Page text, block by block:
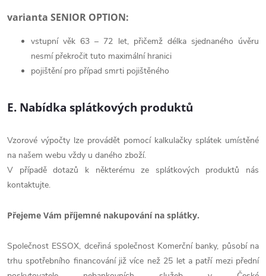
varianta SENIOR OPTION:
vstupní věk 63 – 72 let, přičemž délka sjednaného úvěru
nesmí překročit tuto maximální hranici
pojištění pro případ smrti pojištěného
E. Nabídka splátkových produktů
Vzorové výpočty lze provádět pomocí kalkulačky splátek umístěné
na našem webu vždy u daného zboží.
V případě dotazů k některému ze splátkových produktů nás
kontaktujte.
Přejeme Vám příjemné nakupování na splátky.
Společnost ESSOX, dceřiná společnost Komerční banky, působí na
trhu spotřebního financování již více než 25 let a patří mezi přední